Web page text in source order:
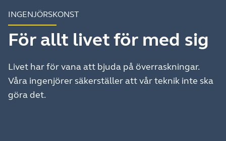
INGENJÖRSKONST
För allt livet för med sig
Livet har för vana att bjuda på överraskningar.
Våra ingenjörer säkerställer att vår teknik inte ska
göra det.